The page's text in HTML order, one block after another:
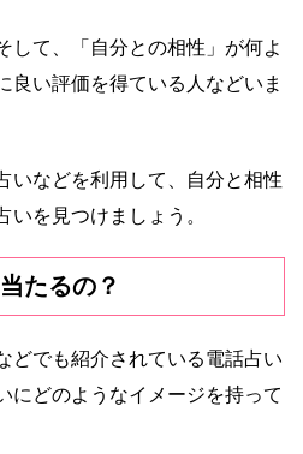
して、「自分との相性」が何よ
良い評価を得ている人などいま
いなどを利用して、自分と相性
を見つけましょう。
たるの？
どでも紹介されている電話占い
にどのようなイメージを持って